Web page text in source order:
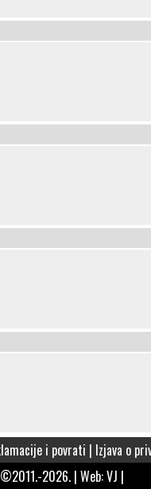
i povrati | Izjava o
2026. | Web:VJ |